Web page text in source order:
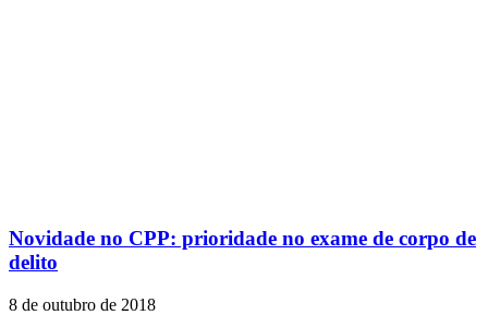
Novidade no CPP: prioridade no exame de corpo de
delito
8 de outubro de 2018